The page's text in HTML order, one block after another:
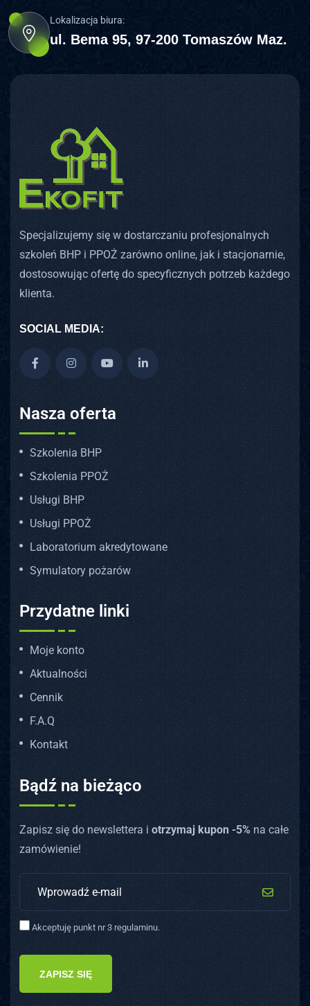
Lokalizacja biura:
ul. Bema 95, 97-200 Tomaszów Maz.
Specjalizujemy się w dostarczaniu profesjonalnych
szkoleń BHP i PPOŻ zarówno online, jak i stacjonarnie,
dostosowując ofertę do specyficznych potrzeb każdego
klienta.
SOCIAL MEDIA:
Nasza oferta
Szkolenia BHP
Szkolenia PPOŻ
Usługi BHP
Usługi PPOŻ
Laboratorium akredytowane
Symulatory pożarów
Przydatne linki
Moje konto
Aktualności
Cennik
F.A.Q
Kontakt
Bądź na bieżąco
Zapisz się do newslettera i otrzymaj kupon -5% na całe
zamówienie!
Akceptuję punkt nr 3 regulaminu.
ZAPISZ SIĘ